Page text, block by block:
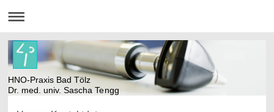
HNO-Praxis Bad Tölz
Dr. med. univ. Sascha Tengg